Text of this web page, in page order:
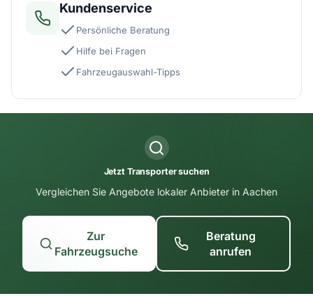
Kundenservice
Persönliche Beratung
Hilfe bei Fragen
Fahrzeugauswahl-Tipps
Jetzt Transporter suchen
Vergleichen Sie Angebote lokaler Anbieter in Aachen
Zur
Fahrzeugsuche
Beratung
anrufen